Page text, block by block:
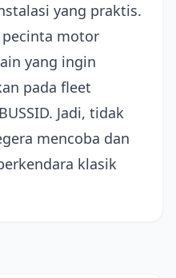
yang praktis.
motor
yang ingin
pada fleet
Jadi, tidak
mencoba dan
klasik